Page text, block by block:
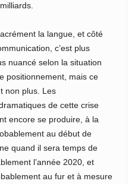
la langue, et côté
c’est plus
nuancé selon la situation
positionnement, mais ce
non plus. Les
de cette crise
encore se produire, à la
au début de
quand il sera temps de
l’année 2020, et
au fur et à mesure